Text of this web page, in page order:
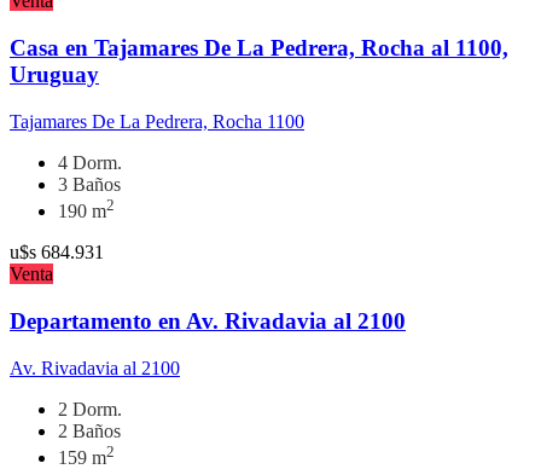
Casa en Tajamares De La Pedrera, Rocha al 1100,
Uruguay
Tajamares De La Pedrera, Rocha 1100
4 Dorm.
3 Baños
190 m2
u$s 684.931
Venta
Departamento en Av. Rivadavia al 2100
Av. Rivadavia al 2100
2 Dorm.
2 Baños
159 m2